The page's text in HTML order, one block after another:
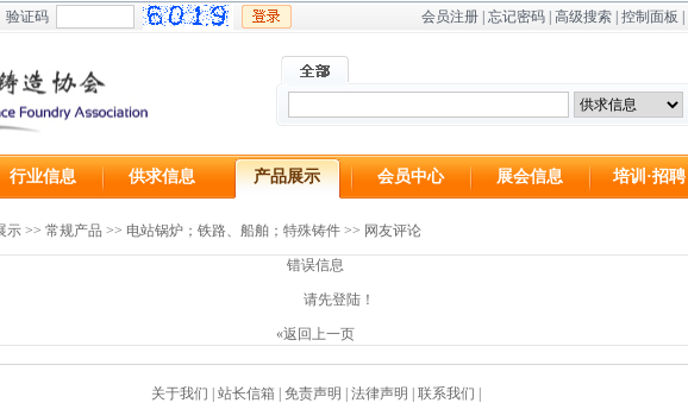
验证码 会员注册 忘记密码 高级搜索 控制面板
行业信息 供求信息 产品展示 会员中心 展会信息 培训·招聘
示 >> 常规产品 >> 电站锅炉；铁路、船舶；特殊铸件 >> 网友评论
错误信息
请先登陆！
«返回上一页
关于我们 站长信箱 免责声明 法律声明 联系我们